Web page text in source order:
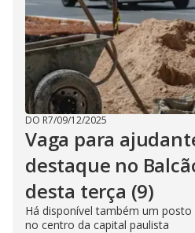
DO R7/09/12/2025
Vaga para
destaque no
desta terça (9)
Há disponível também um
no centro da capital paulista